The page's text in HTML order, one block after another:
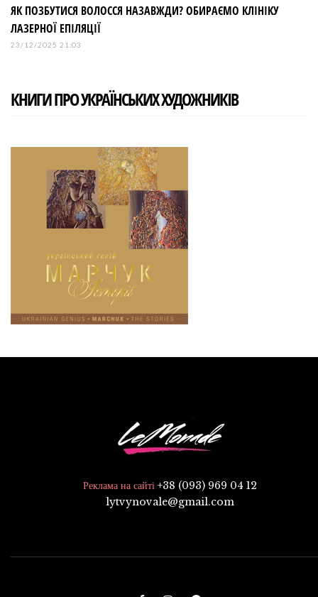
ЯК ПОЗБУТИСЯ ВОЛОССЯ НАЗАВЖДИ? ОБИРАЄМО КЛІНІКУ
ЛАЗЕРНОЇ ЕПІЛЯЦІЇ
23/12/2025 21:03
КНИГИ ПРО УКРАЇНСЬКИХ ХУДОЖНИКІВ
Реклама на сайті +38 (093) 969 04 12
lytvynovale@gmail.com